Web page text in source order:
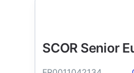
SCOR Senior